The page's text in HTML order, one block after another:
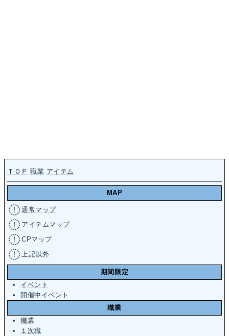
ＴＯＰ 職業 アイテム
MAP
通常マップ
アイテムマップ
CPマップ
上記以外
期間限定
イベント
開催中イベント
職業
職業
１次職